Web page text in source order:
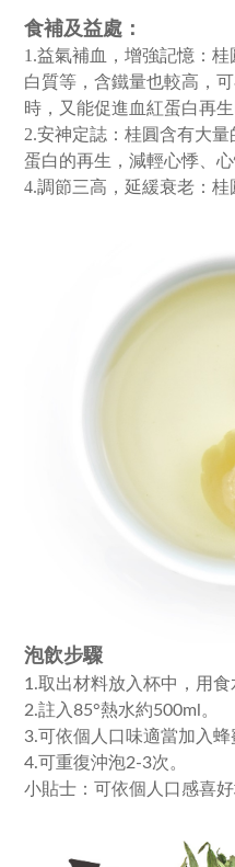
食補及益處：
1.益氣補血，增強記憶：
白質等，含鐵量也較高，
時，又能促進血紅蛋白再生
2.安神定誌：桂圓含有大
蛋白的再生，減輕心悸、心
4.調節三高，延緩衰老：桂
泡飲步驟
1.取出材料放入杯中，用食
2.註入85°熱水約500ml。
3.可依個人口味適當加入蜂
4.可重復沖泡2-3次。
小貼士：可依個人口感喜